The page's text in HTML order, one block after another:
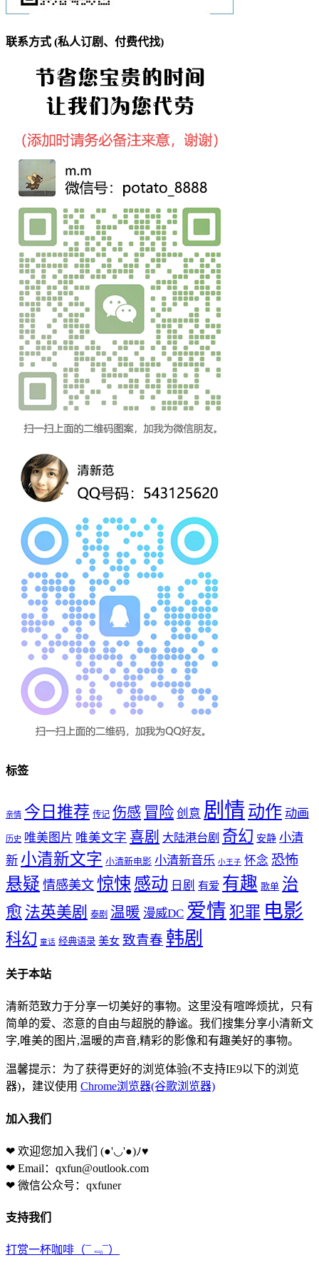
联系方式 (私人订剧、付费代找)
标签
亲情 今日推荐 传记 伤感 冒险 创意 剧情 动作 动画
历史 唯美图片 唯美文字 喜剧 大陆港台剧 奇幻 安静 小清
新 小清新文字 小清新电影 小清新音乐 小王子 怀念 恐怖
悬疑 情感美文 惊悚 感动 日剧 有爱 有趣 歌单 治
愈 法英美剧 泰剧 温暖 漫威DC 爱情 犯罪 电影
科幻 童话 经典语录 美女 致青春 韩剧
关于本站
清新范致力于分享一切美好的事物。这里没有喧哗烦扰，只有
简单的爱、恣意的自由与超脱的静谧。我们搜集分享小清新文
字,唯美的图片,温暖的声音,精彩的影像和有趣美好的事物。
温馨提示：为了获得更好的浏览体验(不支持IE9以下的浏览
器)，建议使用 Chrome浏览器(谷歌浏览器)
加入我们
❤ 欢迎您加入我们 (●'◡'●)ﾉ♥
❤ Email：qxfun@outlook.com
❤ 微信公众号：qxfuner
支持我们
打赏一杯咖啡 （¯﹃¯）